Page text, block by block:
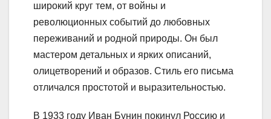
широкий круг тем, от войны и
революционных событий до любовных
переживаний и родной природы. Он был
мастером детальных и ярких описаний,
олицетворений и образов. Стиль его письма
отличался простотой и выразительностью.
В 1933 году Иван Бунин покинул Россию и